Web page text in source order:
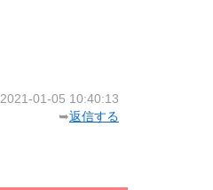
2021-01-05 10:40:13
➥返信する